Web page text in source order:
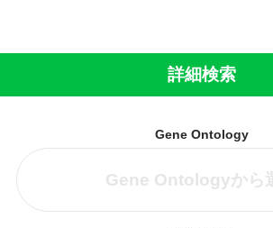
詳細検索
Gene Ontology
Gene Ontologyから